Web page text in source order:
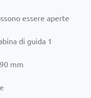
essere aperte
di guida 1
mm